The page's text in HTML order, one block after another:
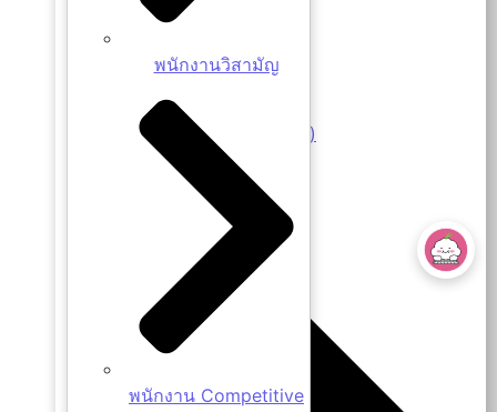
ข้อมูลบุคลากร (Power BI)
การสรรหาและคัดเลือก
พนักงานวิสามัญ
พนักงาน Competitive